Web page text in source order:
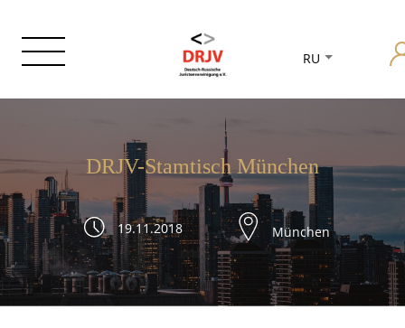
RU
DRJV-Stamtisch München
19.11.2018 München